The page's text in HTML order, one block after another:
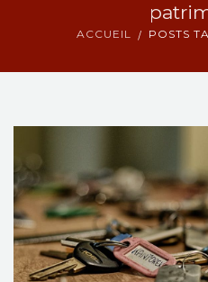
CONTACT
ACCUEIL POSTS